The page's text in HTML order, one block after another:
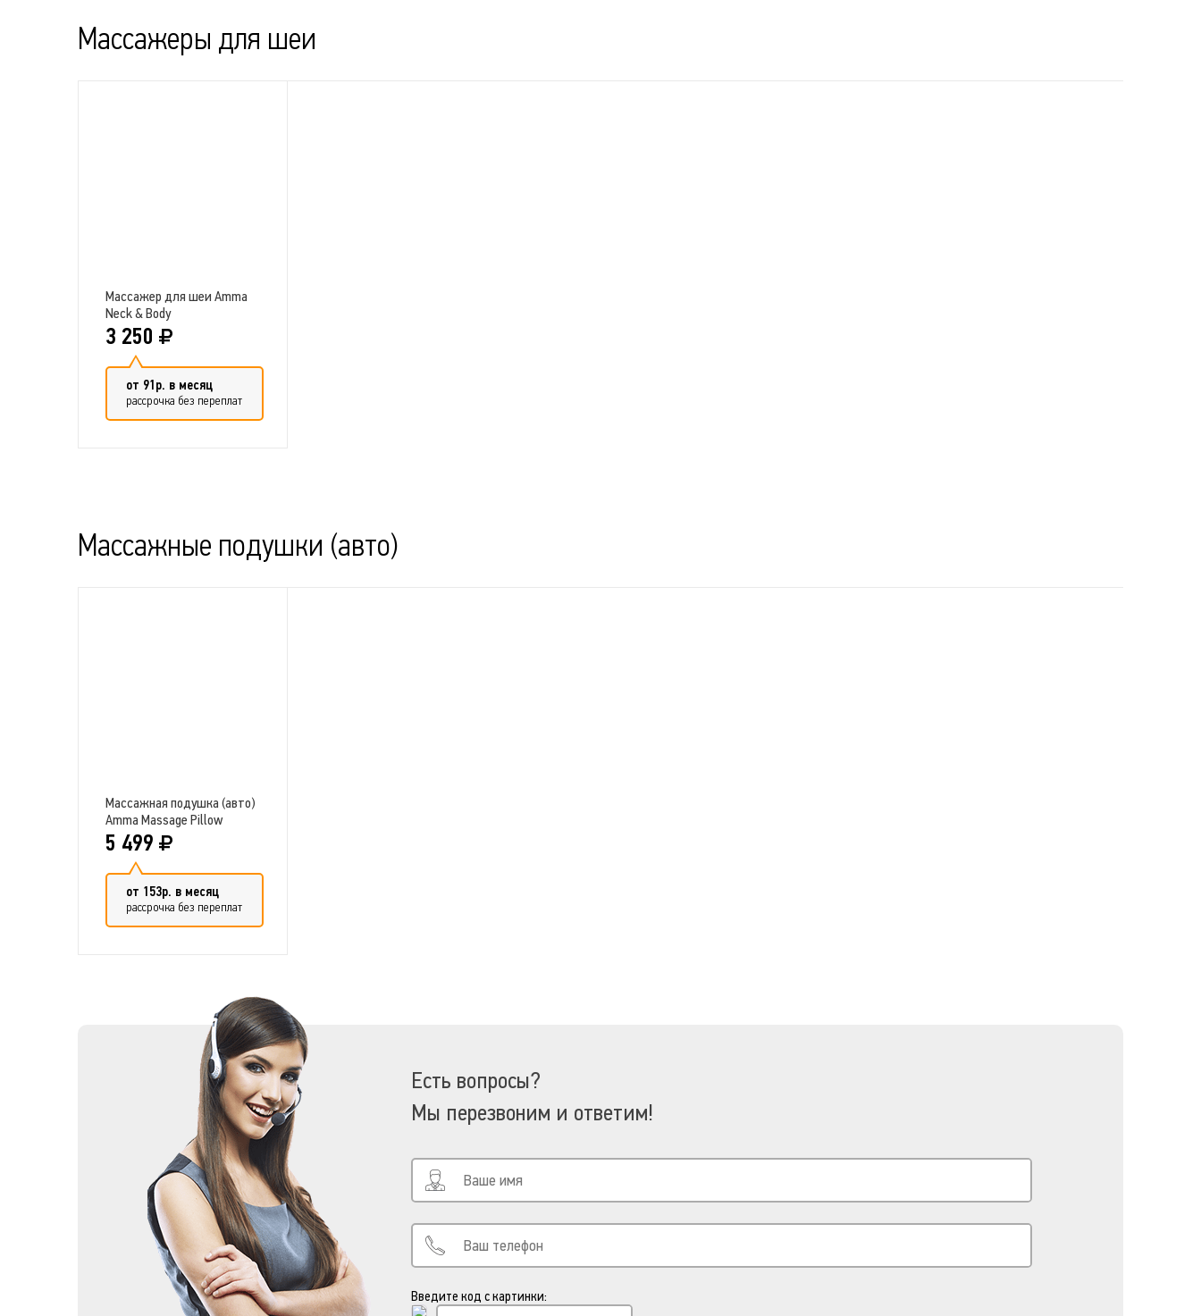
Массажеры для шеи
Массажер для шеи Amma
Neck & Body
3 250
от 91р. в месяц
рассрочка без переплат
Массажные подушки (авто)
Массажная подушка (авто)
Amma Massage Pillow
5 499
от 153р. в месяц
рассрочка без переплат
Добавить в сравнение
Есть вопросы?
Мы перезвоним и ответим!
Введите код с картинки: